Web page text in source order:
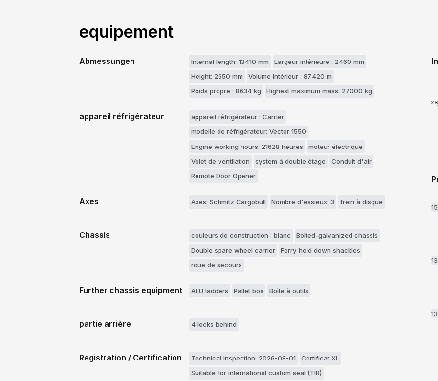
equipement
Abmessungen Internal length: 13410 mm
Largeur intérieure : 2460 mm
Height: 2650 mm
Volume intérieur : 87.420 m
Poids propre : 8634 kg
Highest maximum mass: 27000 kg
appareil réfrigérateur
appareil réfrigérateur : Carrier
modelle de réfrigérateur: Vector 1550
Engine working hours: 21628 heures
moteur électrique
Volet de ventilation
system à double étage
Conduit d'air
Remote Door Opener
Axes Axes: Schmitz Cargobull Nombre d'essieux: 3 frein à disque
Chassis couleurs de construction : blanc
Bolted-galvanized chassis
Double spare wheel carrier
Ferry hold down shackles
roue de secours
Further chassis equipment ALU ladders Pallet box Boîte à outils
partie arrière 4 locks behind
Registration / Certification Technical Inspection: 2026-08-01
Certificat XL
Suitable for international custom seal (TIR)
2